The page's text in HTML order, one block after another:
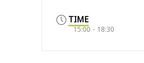
TIME
15:00 - 18:30